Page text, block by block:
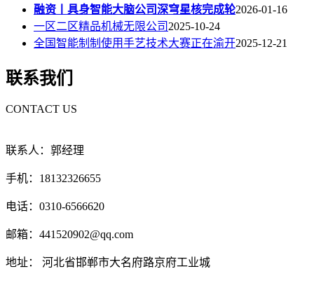
融资丨具身智能大脑公司深穹星核完成轮2026-01-16
一区二区精品机械无限公司2025-10-24
全国智能制制使用手艺技术大赛正在渝开2025-12-21
联系我们
CONTACT US
联系人：郭经理
手机：18132326655
电话：0310-6566620
邮箱：441520902@qq.com
地址： 河北省邯郸市大名府路京府工业城